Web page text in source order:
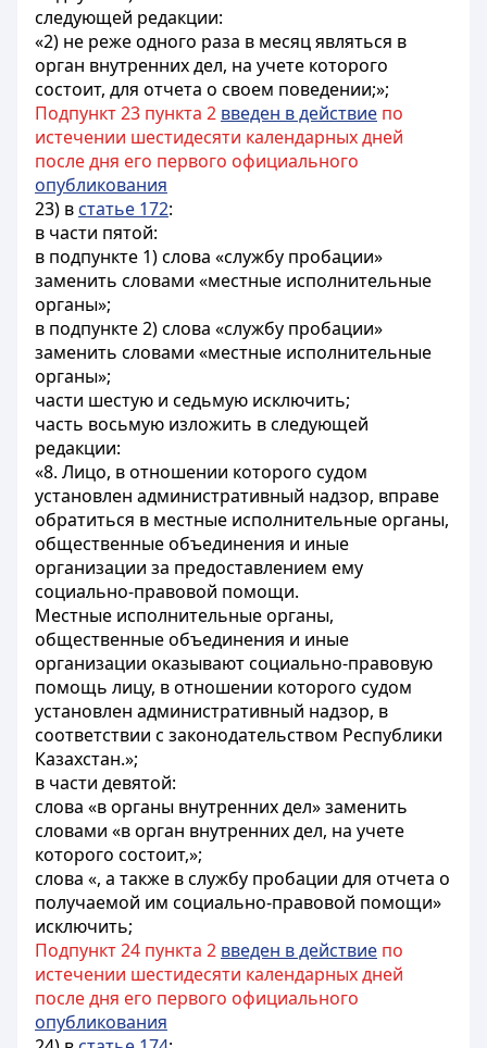
следующей редакции:
«2) не реже одного раза в месяц являться в
орган внутренних дел, на учете которого
состоит, для отчета о своем поведении;»;
Подпункт 23 пункта 2 введен в действие по
истечении шестидесяти календарных дней
после дня его первого официального
опубликования
23) в статье 172:
в части пятой:
в подпункте 1) слова «службу пробации»
заменить словами «местные исполнительные
органы»;
в подпункте 2) слова «службу пробации»
заменить словами «местные исполнительные
органы»;
части шестую и седьмую исключить;
часть восьмую изложить в следующей
редакции:
«8. Лицо, в отношении которого судом
установлен административный надзор, вправе
обратиться в местные исполнительные органы,
общественные объединения и иные
организации за предоставлением ему
социально-правовой помощи.
Местные исполнительные органы,
общественные объединения и иные
организации оказывают социально-правовую
помощь лицу, в отношении которого судом
установлен административный надзор, в
соответствии с законодательством Республики
Казахстан.»;
в части девятой:
слова «в органы внутренних дел» заменить
словами «в орган внутренних дел, на учете
которого состоит,»;
слова «, а также в службу пробации для отчета о
получаемой им социально-правовой помощи»
исключить;
Подпункт 24 пункта 2 введен в действие по
истечении шестидесяти календарных дней
после дня его первого официального
опубликования